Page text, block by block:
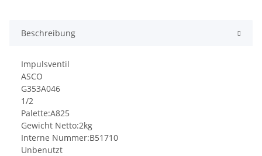
Beschreibung
Impulsventil
ASCO
G353A046
1/2
Palette:A825
Gewicht Netto:2kg
Interne Nummer:B51710
Unbenutzt